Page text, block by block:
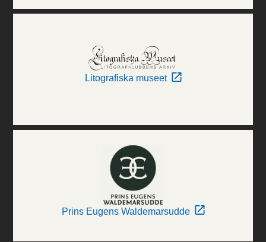
Litografiska museet
Prins Eugens Waldemarsudde